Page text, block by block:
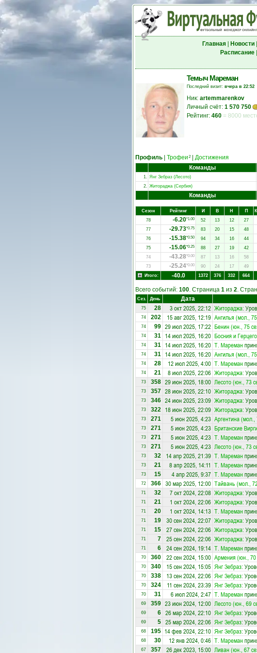
Главная| Новости|
Расписание|
Темыч Мареман
Последний визит: вчера в 22:52
Ник: artemmarenkov
Личный счёт: 1 570 750
Рейтинг: 460 = 8000
Профиль Трофеи 2
Достижения
Команды
1. Янг Зебраз (Лесото)
2. Житораджа (Сербия)
Команды
Сезон Рейтинг И В Н П
78
-6.20*1.00 52 13 12 27
77
-29.73*0.75 83 20 15 48
76
-15.38*0.50 94 34 16 44
75
-15.06*0.25 88 27 19 42
74
-43.28*0.00 87 13 16 58
73
-25.24*0.00 90 24 17 49
Итого:
-40.0 1372 376 332 664
Всего событий: 100. Страница 1 из 2.
Сез. День Дата
75 28 3 окт 2025, 22:12 Житораджа:
74 202 15 авг 2025, 12:19 Ангилья (мол.,
74 99 29 июл 2025, 17:22 Бенин (юн., 75
74 31 14 июл 2025, 16:20 Босния и
74 31 14 июл 2025, 16:20 Т. Мареман
74 31 14 июл 2025, 16:20 Ангилья (мол.,
74 28 12 июл 2025, 4:00 Т. Мареман
74 21 8 июл 2025, 22:06 Житораджа:
73 358 29 июн 2025, 18:00 Лесото (юн., 73
73 357 28 июн 2025, 22:10 Житораджа:
73 346 24 июн 2025, 23:09 Житораджа:
73 322 18 июн 2025, 22:09 Житораджа:
73 271 5 июн 2025, 4:23 Аргентина (мол.,
73 271 5 июн 2025, 4:23 Британские
73 271 5 июн 2025, 4:23 Т. Мареман
73 271 5 июн 2025, 4:23 Лесото (юн., 73
73 32 14 апр 2025, 21:39 Т. Мареман
73 21 8 апр 2025, 14:11 Т. Мареман
73 15 4 апр 2025, 9:37 Т. Мареман
72 366 30 мар 2025, 12:00 Тайвань (мол.,
71 32 7 окт 2024, 22:08 Житораджа:
71 21 1 окт 2024, 22:06 Житораджа:
71 20 1 окт 2024, 14:13 Т. Мареман
71 19 30 сен 2024, 22:07 Житораджа:
71 15 27 сен 2024, 22:06 Житораджа:
71 7 25 сен 2024, 22:06 Житораджа:
71 6 24 сен 2024, 19:14 Т. Мареман
70 360 22 сен 2024, 15:00 Армения (юн., 70
70 340 15 сен 2024, 15:05 Янг Зебраз:
70 338 13 сен 2024, 22:06 Янг Зебраз:
70 324 11 сен 2024, 23:39 Янг Зебраз:
70 31 6 июл 2024, 2:47 Т. Мареман
69 359 23 июн 2024, 12:00 Лесото (юн., 69
69 6 26 мар 2024, 22:10 Янг Зебраз:
69 5 25 мар 2024, 22:06 Янг Зебраз:
68 195 14 фев 2024, 22:10 Янг Зебраз:
68 30 12 янв 2024, 0:46 Т. Мареман
67 357 26 дек 2023, 15:00 Ливан (юн., 67